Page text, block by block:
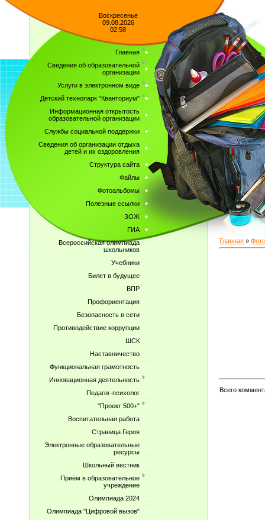
Воскресенье
09.08.2026
02:58
Главная
Сведения об образовательной
организации
Услуги в электронном виде
Детский технопарк "Кванториум"
Информационная открытость
образовательной организации
Службы социальной поддержки
Сведения об организации отдыха
детей и их оздоровления
Структура сайта
Файлы
Фотоальбомы
Полезные ссылки
ЗОЖ
ГИА
Всероссийская олимпиада
школьников
Учебники
Билет в будущее
ВПР
Профориентация
Безопасность в сети
Противодействие коррупции
ШСК
Наставничество
Функциональная грамотность
Инновационная деятельность
Педагог-психолог
"Проект 500+"
Воспитательная работа
Страница Героя
Электронные образовательные
ресурсы
Школьный вестник
Приём в образовательное
учреждение
Олимпиада 2024
Олимпиада "Цифровой вызов"
Главная »
Всего